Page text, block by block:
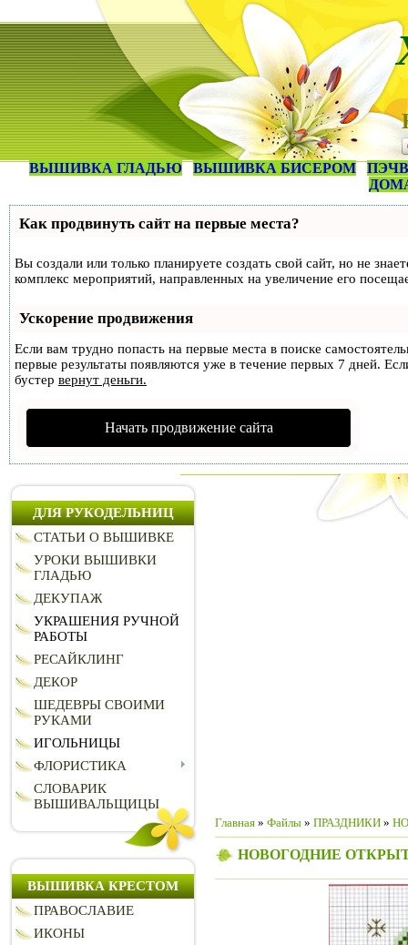
ВЫШИВКА ГЛАДЬЮ ВЫШИВКА БИСЕРОМ
Как продвинуть сайт на первые места?
Вы создали или только планируете создать свой сайт, но не
комплекс мероприятий, направленных на увеличение его
Ускорение продвижения
Если вам трудно попасть на первые места в поиске
первые результаты появляются уже в течение первых 7 дней.
бустер вернут деньги.
Начать продвижение сайта
ДЛЯ РУКОДЕЛЬНИЦ
СТАТЬИ О ВЫШИВКЕ
УРОКИ ВЫШИВКИ
ГЛАДЬЮ
ДЕКУПАЖ
УКРАШЕНИЯ РУЧНОЙ
РАБОТЫ
РЕСАЙКЛИНГ
ДЕКОР
ШЕДЕВРЫ СВОИМИ
РУКАМИ
ИГОЛЬНИЦЫ
ФЛОРИСТИКА
СЛОВАРИК
ВЫШИВАЛЬЩИЦЫ
ВЫШИВКА КРЕСТОМ
ПРАВОСЛАВИЕ
ИКОНЫ
Главная » Файлы » ПРАЗДНИКИ »
НОВОГОДНИЕ